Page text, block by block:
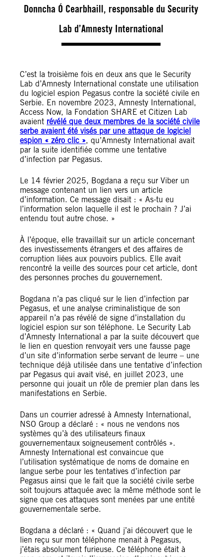
Donncha Ó Cearbhaill, responsable du Security
Lab d’Amnesty International
C’est la troisième fois en deux ans que le Security
Lab d’Amnesty International constate une utilisation
du logiciel espion Pegasus contre la société civile en
Serbie. En novembre 2023, Amnesty International,
Access Now, la Fondation SHARE et Citizen Lab
avaient révélé que deux membres de la société civile
serbe avaient été visés par une attaque de logiciel
espion « zéro clic », qu’Amnesty International avait
par la suite identifiée comme une tentative
d’infection par Pegasus.
Le 14 février 2025, Bogdana a reçu sur Viber un
message contenant un lien vers un article
d’information. Ce message disait : « As-tu eu
l’information selon laquelle il est le prochain ? J’ai
entendu tout autre chose. »
À l’époque, elle travaillait sur un article concernant
des investissements étrangers et des affaires de
corruption liées aux pouvoirs publics. Elle avait
rencontré la veille des sources pour cet article, dont
des personnes proches du gouvernement.
Bogdana n’a pas cliqué sur le lien d’infection par
Pegasus, et une analyse criminalistique de son
appareil n’a pas révélé de signe d’installation du
logiciel espion sur son téléphone. Le Security Lab
d’Amnesty International a par la suite découvert que
le lien en question renvoyait vers une fausse page
d’un site d’information serbe servant de leurre – une
technique déjà utilisée dans une tentative d’infection
par Pegasus qui avait visé, en juillet 2023, une
personne qui jouait un rôle de premier plan dans les
manifestations en Serbie.
Dans un courrier adressé à Amnesty International,
NSO Group a déclaré : « nous ne vendons nos
systèmes qu’à des utilisateurs finaux
gouvernementaux soigneusement contrôlés ».
Amnesty International est convaincue que
l’utilisation systématique de noms de domaine en
langue serbe pour les tentatives d’infection par
Pegasus ainsi que le fait que la société civile serbe
soit toujours attaquée avec la même méthode sont le
signe que ces attaques sont menées par une entité
gouvernementale serbe.
Bogdana a déclaré : « Quand j’ai découvert que le
lien reçu sur mon téléphone menait à Pegasus,
j’étais absolument furieuse. Ce téléphone était à